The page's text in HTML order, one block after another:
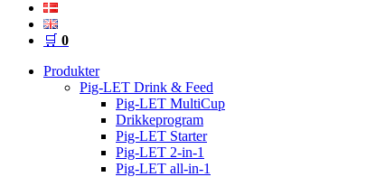
🛒 0
Produkter
Pig-LET Drink & Feed
Pig-LET MultiCup
Drikkeprogram
Pig-LET Starter
Pig-LET 2-in-1
Pig-LET all-in-1